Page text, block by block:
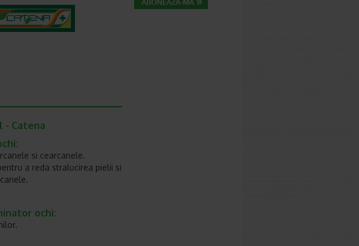
- Catena
si cearcanele.
a reda stralucirea pielii si
ochi: